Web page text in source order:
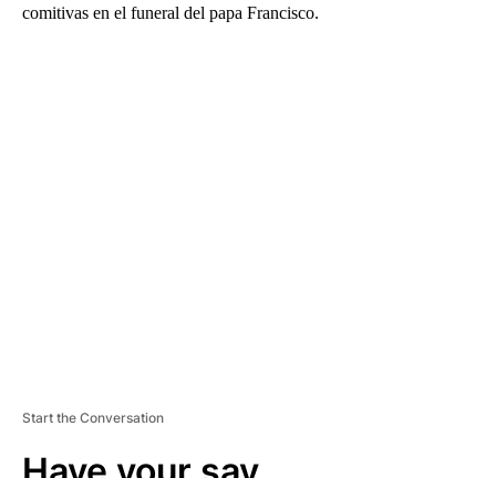
comitivas en el funeral del papa Francisco.
Start the Conversation